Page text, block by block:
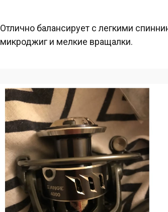
Отлично балансирует с легкими
микроджиг и мелкие вращалки.